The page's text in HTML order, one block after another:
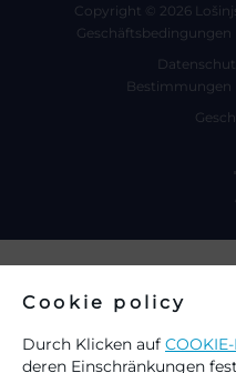
Copyright © 2026
Geschäftsbedingungen
Bestimmungen
Cookie policy
Durch Klicken auf
deren Einschränkungen